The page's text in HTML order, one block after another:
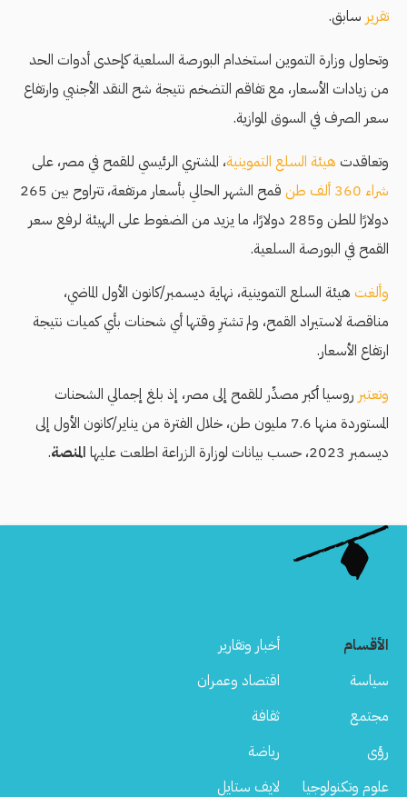
تقرير سابق.
وتحاول وزارة التموين استخدام البورصة السلعية كإحدى أدوات الحد
من زيادات الأسعار، مع تفاقم التضخم نتيجة شح النقد الأجنبي وارتفاع
سعر الصرف في السوق الموازية.
وتعاقدت هيئة السلع التموينية، المشتري الرئيسي للقمح في مصر، على
شراء 360 ألف طن
قمح الشهر الحالي بأسعار مرتفعة، تتراوح بين 265
دولارًا للطن و285 دولارًا، ما يزيد من الضغوط على الهيئة لرفع سعر
القمح في البورصة السلعية.
وألغت هيئة السلع التموينية، نهاية ديسمبر/كانون الأول الماضي،
مناقصة لاستيراد القمح، ولم تشترِ وقتها أي شحنات بأي كميات نتيجة
ارتفاع الأسعار.
وتعتبر روسيا أكبر مصدِّر للقمح إلى مصر، إذ بلغ إجمالي الشحنات
المستوردة منها 7.6 مليون طن، خلال الفترة من يناير/كانون الأول إلى
ديسمبر 2023، حسب بيانات لوزارة الزراعة اطلعت عليها
المنصة.
الأقسام
أخبار وتقارير
سياسة
اقتصاد وعمران
مجتمع
ثقافة
رؤى
رياضة
علوم وتكنولوجيا
لايف ستايل